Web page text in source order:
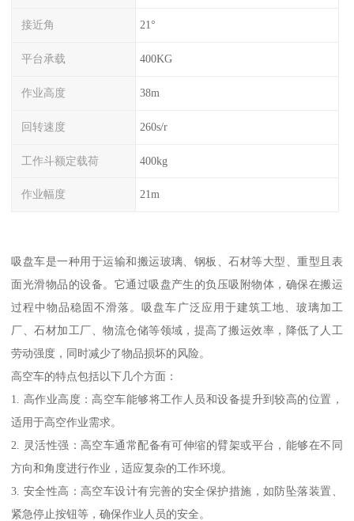
接近角 21°
平台承载 400KG
作业高度 38m
回转速度 260s/r
工作斗额定载荷 400kg
作业幅度 21m
吸盘车是一种用于运输和搬运玻璃、钢板、石材等大型、重型且表
面光滑物品的设备。它通过吸盘产生的负压吸附物体，确保在搬运
过程中物品稳固不滑落。吸盘车广泛应用于建筑工地、玻璃加工
厂、石材加工厂、物流仓储等领域，提高了搬运效率，降低了人工
劳动强度，同时减少了物品损坏的风险。
高空车的特点包括以下几个方面：
1. 高作业高度：高空车能够将工作人员和设备提升到较高的位置，
适用于高空作业需求。
2. 灵活性强：高空车通常配备有可伸缩的臂架或平台，能够在不同
方向和角度进行作业，适应复杂的工作环境。
3. 安全性高：高空车设计有完善的安全保护措施，如防坠落装置、
紧急停止按钮等，确保作业人员的安全。